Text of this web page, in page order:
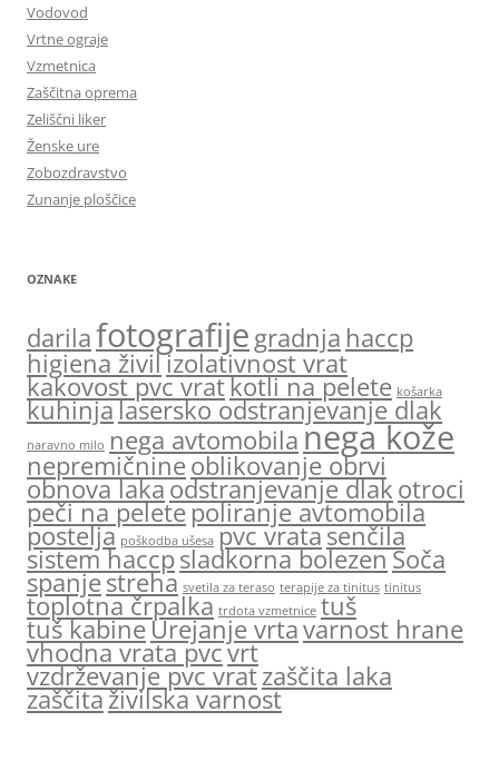
Vodovod
Vrtne ograje
Vzmetnica
Zaščitna oprema
Zeliščni liker
Ženske ure
Zobozdravstvo
Zunanje ploščice
OZNAKE
darilafotografije gradnja haccp
higiena živilizolativnost vrat
kakovost pvc vratkotli na pelete košarka
kuhinjalasersko odstranjevanje dlak
naravno milo nega avtomobila nega kože
nepremičnineoblikovanje obrvi
obnova lakaodstranjevanje dlak otroci
peči na peletepoliranje avtomobila
postelja poškodba ušesa pvc vratasenčila
sistem haccpsladkorna bolezenSoča
spanjestreha svetila za teraso terapije za tinitus tinitus
toplotna črpalka trdota vzmetnice tuš
tuš kabineUrejanje vrtavarnost hrane
vhodna vrata pvcvrt
vzdrževanje pvc vratzaščita laka
zaščitaživilska varnost